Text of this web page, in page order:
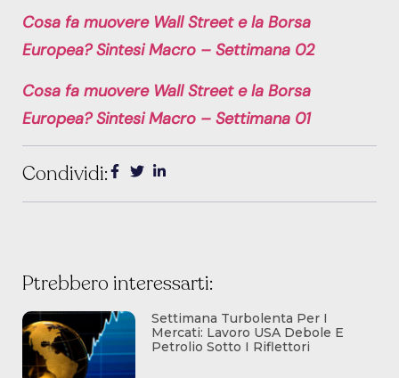
Cosa fa muovere Wall Street e la Borsa
Europea? Sintesi Macro – Settimana 02
Cosa fa muovere Wall Street e la Borsa
Europea? Sintesi Macro – Settimana 01
Condividi:
Ptrebbero interessarti:
Settimana Turbolenta Per I
Mercati: Lavoro USA Debole E
Petrolio Sotto I Riflettori